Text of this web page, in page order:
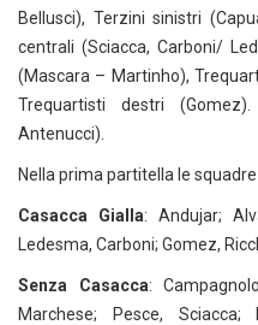
Bellusci), Terzini sinistri
centrali (Sciacca, Carboni/
(Mascara – Martinho),
Trequartisti destri
Antenucci).
Nella prima partitella le
Casacca Gialla: Andujar;
Ledesma, Carboni; Gomez,
Senza Casacca:
Marchese; Pesce, Sciacca;